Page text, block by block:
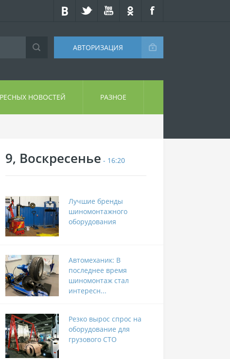
АВТОРИЗАЦИЯ
НОВОСТЕЙ РАЗНОЕ
9, Воскресенье - 16:20
Лучшие бренды
шиномонтажного
оборудования
Автомеханик: В
последнее время
шиномонтаж стал
интересн...
Резко вырос спрос на
оборудование для
грузового СТО